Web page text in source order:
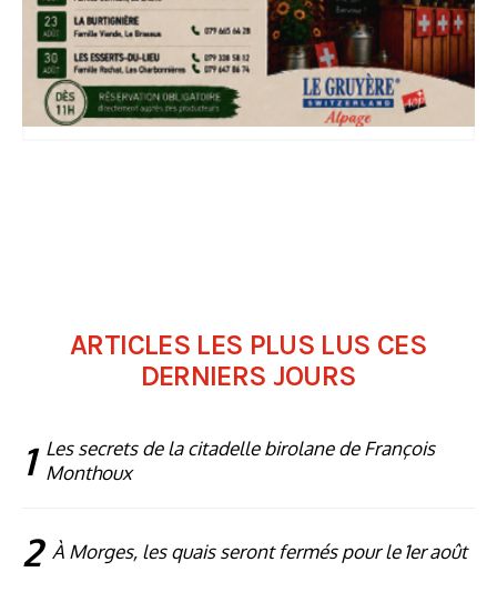
ARTICLES LES PLUS LUS CES
DERNIERS JOURS
1 Les secrets de la citadelle birolane de François
Monthoux
2 À Morges, les quais seront fermés pour le 1er août